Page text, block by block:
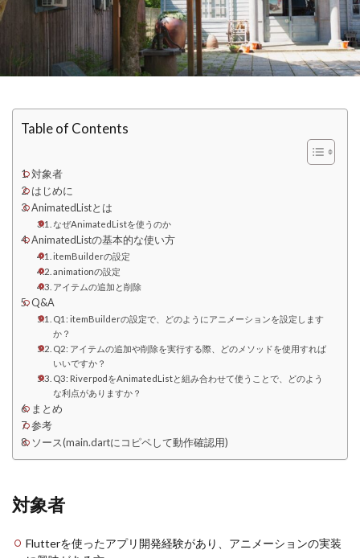
Table of Contents
対象者
はじめに
AnimatedListとは
なぜAnimatedListを使うのか
AnimatedListの基本的な使い方
itemBuilderの設定
animationの設定
アイテムの追加と削除
Q&A
Q1: itemBuilderの設定で、どのようにアニメーションを設定します
か？
Q2: アイテムの追加や削除を実行する際、どのメソッドを使用すれば
いいですか？
Q3: RiverpodをAnimatedListと組み合わせて使うことで、どのよう
な利点がありますか？
まとめ
参考
ソース(main.dartにコピペして動作確認用)
対象者
Flutterを使ったアプリ開発経験があり、アニメーションの実装